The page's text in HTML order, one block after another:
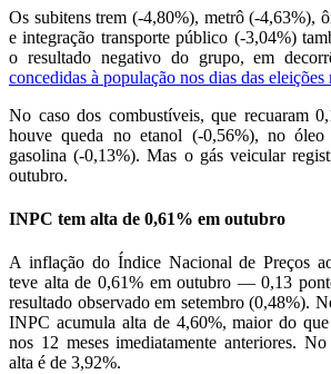
Os subitens trem (-4,80%), metrô (-4,63%),
e integração transporte público (-3,04%)
o resultado negativo do grupo, em
concedidas à população nos dias das
No caso dos combustíveis, que recuaram
houve queda no etanol (-0,56%), no
gasolina (-0,13%). Mas o gás veicular
outubro.
INPC tem alta de 0,61% em outubro
A inflação do Índice Nacional de Preços
teve alta de 0,61% em outubro — 0,13
resultado observado em setembro (0,48%).
INPC acumula alta de 4,60%, maior do
nos 12 meses imediatamente anteriores.
alta é de 3,92%.